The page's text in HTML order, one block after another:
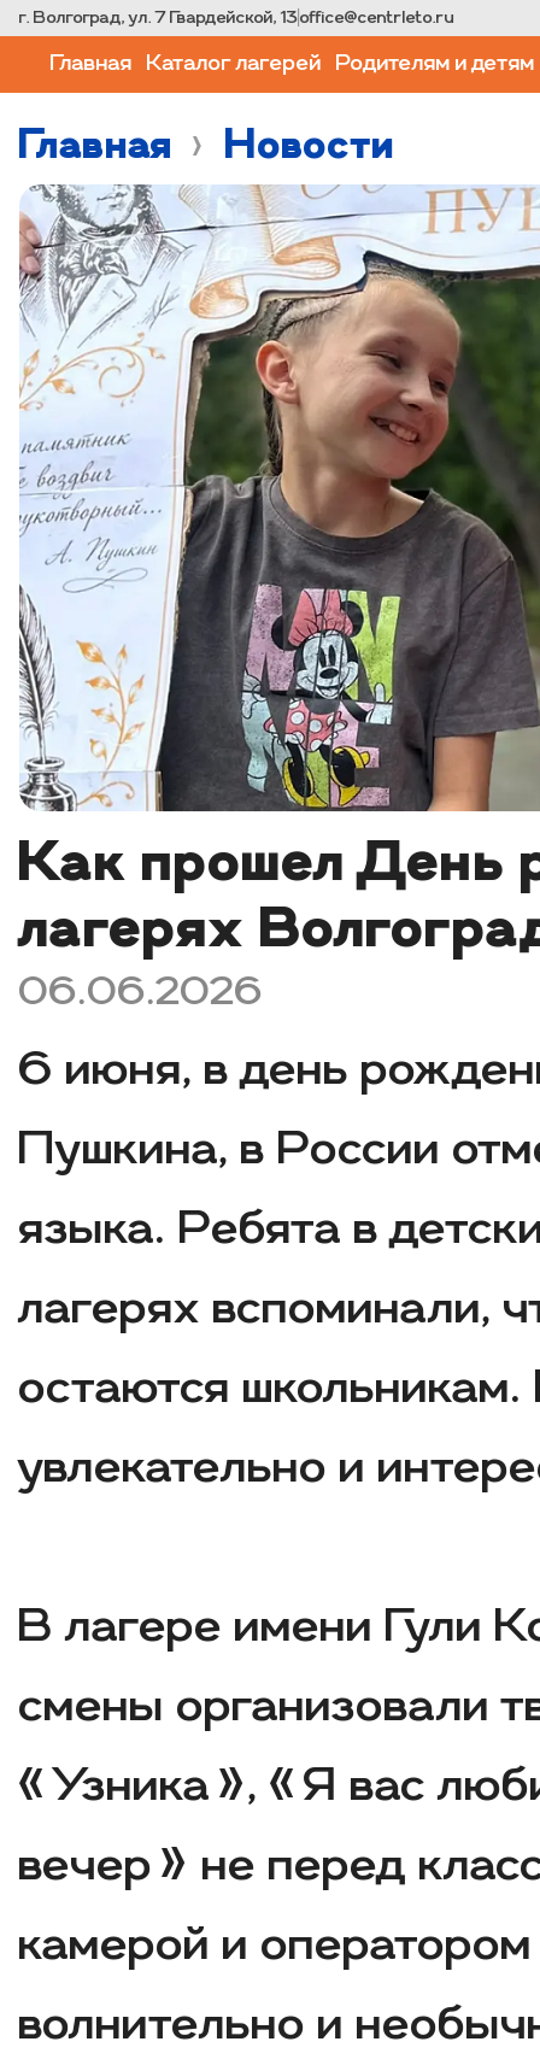
г. Волгоград, ул. 7 Гвардейской, 13office@centrleto.ru
Главная Каталог лагерей Родителям и детям
Главная › Новости
Как прошел День
лагерях
06.06.2026
6 июня, в день
Пушкина, в России
языка. Ребята в
лагерях вспоминали,
остаются
увлекательно и
В лагере имени Гули
смены организовали
«Узника», «Я вас
вечер» не перед
камерой и
волнительно и